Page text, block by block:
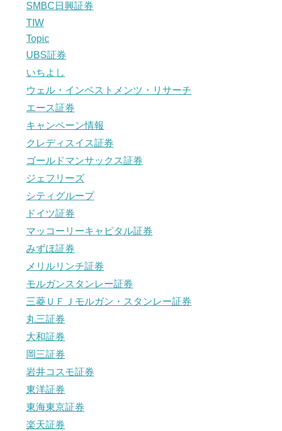
SMBC日興証券
TIW
Topic
UBS証券
いちよし
ウェル・インベストメンツ・リサーチ
エース証券
キャンペーン情報
クレディスイス証券
ゴールドマンサックス証券
ジェフリーズ
シティグループ
ドイツ証券
マッコーリーキャピタル証券
みずほ証券
メリルリンチ証券
モルガンスタンレー証券
三菱ＵＦＪモルガン・スタンレー証券
丸三証券
大和証券
岡三証券
岩井コスモ証券
東洋証券
東海東京証券
楽天証券